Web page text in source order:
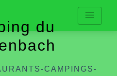
menu
du
CAMPINGS-